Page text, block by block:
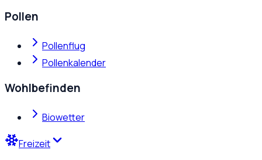
Pollen
Pollenflug
Pollenkalender
Wohlbefinden
Biowetter
Freizeit